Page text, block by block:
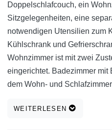
Doppelschlafcouch, ein
Sitzgelegenheiten, eine
notwendigen Utensilien zum
Kühlschrank und
Wohnzimmer ist mit zwei
eingerichtet. Badezimmer mit
dem Wohn- und
Klimaanlage, Fernseher mit
WEITERLESEN